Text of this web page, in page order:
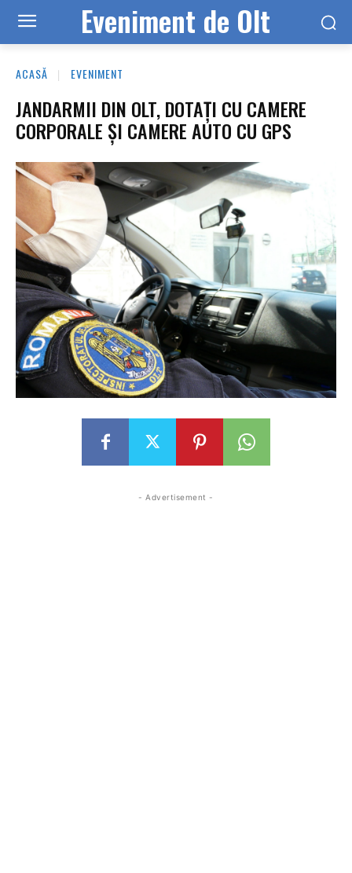
Eveniment de Olt
ACASĂ EVENIMENT
JANDARMII DIN OLT, DOTAȚI CU CAMERE
CORPORALE ȘI CAMERE AUTO CU GPS
- Advertisement -